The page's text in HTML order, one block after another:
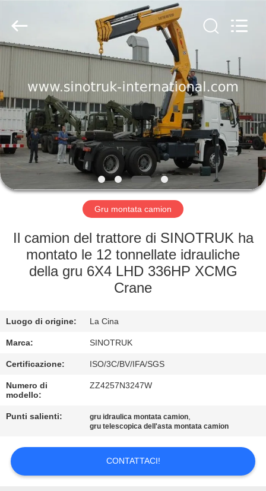
PRODOTTI
SU
DI
NOI
ALLA
FABBRICA
QUALITÀ
CONTATTACI
CHIEDI
UN
PREVENTIVO
MAPPA
LTD..
Rights
Reserved.
Gru montata camion
Il camion del trattore di SINOTRUK ha
montato le 12 tonnellate idrauliche
della gru 6X4 LHD 336HP XCMG
Crane
Luogo di origine: La Cina
Marca: SINOTRUK
Certificazione: ISO/3C/BV/IFA/SGS
Numero di
modello:
ZZ4257N3247W
Punti salienti: gru idraulica montata camion,
gru telescopica dell'asta montata camion
CONTATTACI!